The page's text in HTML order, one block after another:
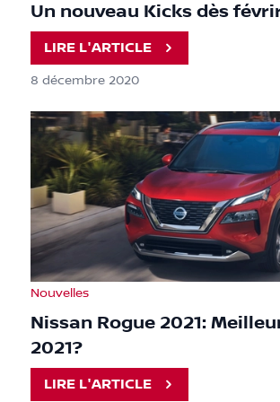
Un nouveau Kicks dès
LIRE L'ARTICLE
8 décembre 2020
Nouvelles
Nissan Rogue 2021:
2021?
LIRE L'ARTICLE